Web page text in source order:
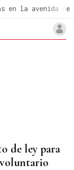
en la avenida de
de ley para